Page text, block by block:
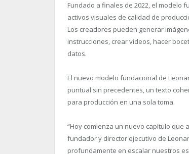
Fundado a finales de 2022, el modelo
activos visuales de calidad de
Los creadores pueden generar
instrucciones, crear videos, hacer
datos.
El nuevo modelo fundacional de
puntual sin precedentes, un texto
para producción en una sola toma.
“Hoy comienza un nuevo capítulo que
fundador y director ejecutivo de
profundamente en escalar nuestros